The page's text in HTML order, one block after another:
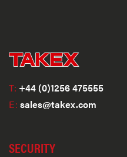
T: +44 (0)1256 475555
E: sales@takex.com
SECURITY